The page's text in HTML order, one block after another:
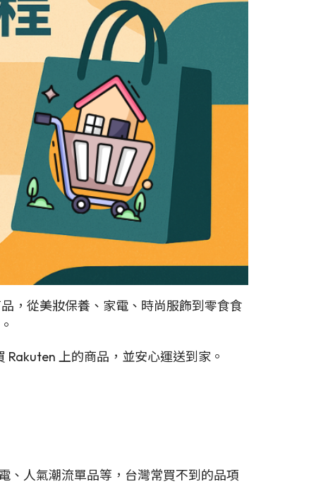
，從美妝保養、家電、時尚服飾到零食食
Rakuten 上的商品，並安心運送到家。
、人氣潮流單品等，台灣常買不到的品項